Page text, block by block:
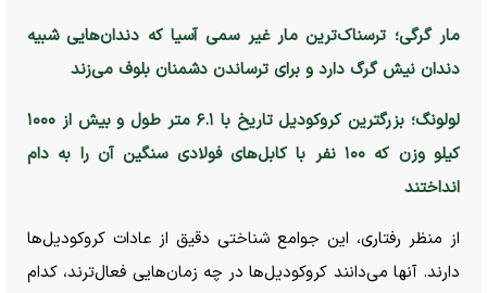
مار گرگی؛ ترسناک‌ترین مار غیر سمی آسیا که دندان‌هایی شبیه
دندان نیش گرگ دارد و برای ترساندن دشمنان بلوف می‌زند
لولونگ؛ بزرگترین کروکودیل تاریخ با ۶.۱ متر طول و بیش از ۱۰۰۰
کیلو وزن که ۱۰۰ نفر با کابل‌های فولادی سنگین آن را به دام
انداختند
از منظر رفتاری، این جوامع شناختی دقیق از عادات کروکودیل‌ها
دارند. آنها می‌دانند کروکودیل‌ها در چه زمان‌هایی فعال‌ترند، کدام